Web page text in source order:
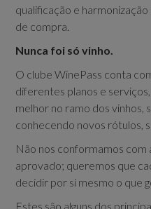
qualificação e
de compra.
Nunca foi só vinho.
O clube WinePass conta
diferentes planos e
melhor no ramo dos vinhos,
conhecendo novos rótulos,
Não nos conformamos com
aprovado; queremos que
decidir por si mesmo o que
Estes são alguns dos